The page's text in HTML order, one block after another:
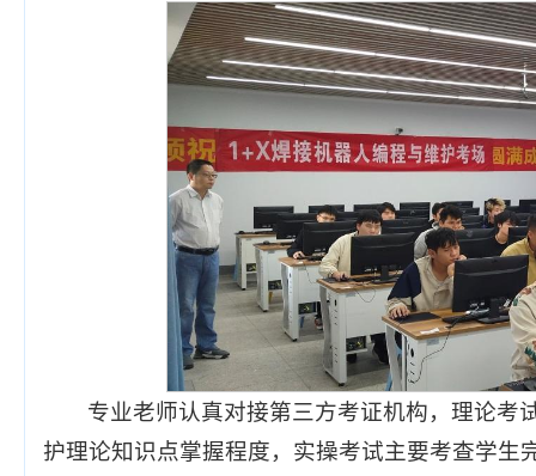
专业老师认真对接第三方考证机构，理论考
护理论知识点掌握程度，实操考试主要考查学